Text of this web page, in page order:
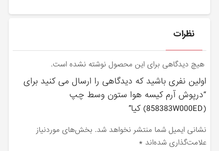
نظرات
هیچ دیدگاهی برای این محصول نوشته نشده است.
اولین نفری باشید که دیدگاهی را ارسال می کنید برای
“درپوش آرم كيسه هوا ستون وسط چپ
(858383W000ED) کیا”
نشانی ایمیل شما منتشر نخواهد شد. بخش‌های موردنیاز
علامت‌گذاری شده‌اند *